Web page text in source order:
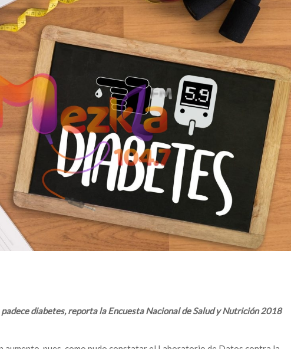
diabetes, reporta la Encuesta Nacional de Salud y Nutrición 2018